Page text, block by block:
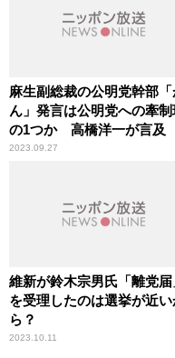
麻生副総裁の公明党幹部「
ん」発言は公明党への牽制
の1つか 高橋洋一が言及
2023.09.27
維新が鈴木宗男氏「離党届
を受理したのは選挙が近い
ら？
2023.10.11